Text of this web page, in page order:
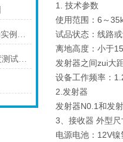
进行泄漏及直流耐压试验的实例分析
ZIJJ-III全自动绝缘介电强度测试仪是什么品牌
1. 技术参数
使用范围：6～
试品状态：线路
离地高度：小于
发射器之间zui大
设备工作频率：
2.发射器
发射器N0.1和发
3、接收器 外型
电源电池：12V